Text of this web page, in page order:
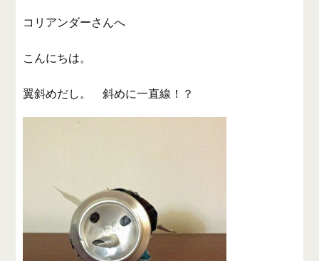
コリアンダーさんへ
こんにちは。
翼斜めだし。 斜めに一直線！？